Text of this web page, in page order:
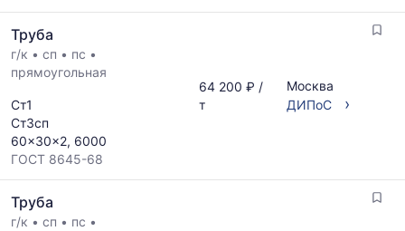
Труба
г/к • сп • пс •
прямоугольная
Ст1
Ст3сп
60x30x2, 6000
ГОСТ 8645-68
64 200 ₽ /
т
Москва
ДИПоС
›
Труба
г/к • сп • пс •